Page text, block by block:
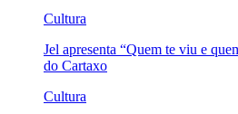
Cultura
Jel apresenta “Quem te viu e
do Cartaxo
Cultura